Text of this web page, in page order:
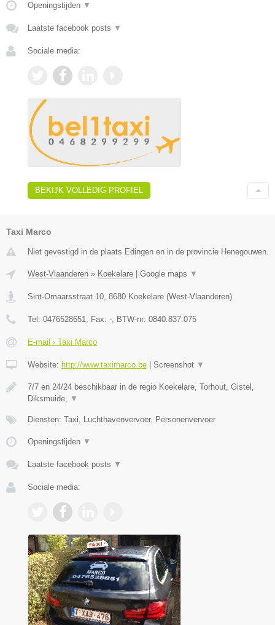
Openingstijden ▼
Laatste facebook posts ▼
Sociale media:
BEKIJK VOLLEDIG PROFIEL
Taxi Marco
Niet gevestigd in de plaats Edingen en in de provincie Henegouwen.
West-Vlaanderen » Koekelare Google maps ▼
Sint-Omaarsstraat 10, 8680 Koekelare (West-Vlaanderen)
Tel: 0476528651, Fax: -, BTW-nr: 0840.837.075
E-mail › Taxi Marco
Website: http://www.taximarco.be Screenshot ▼
7/7 en 24/24 beschikbaar in de regio Koekelare, Torhout, Gistel,
Diksmuide, ▼
Diensten: Taxi, Luchthavenvervoer, Personenvervoer
Openingstijden ▼
Laatste facebook posts ▼
Sociale media: